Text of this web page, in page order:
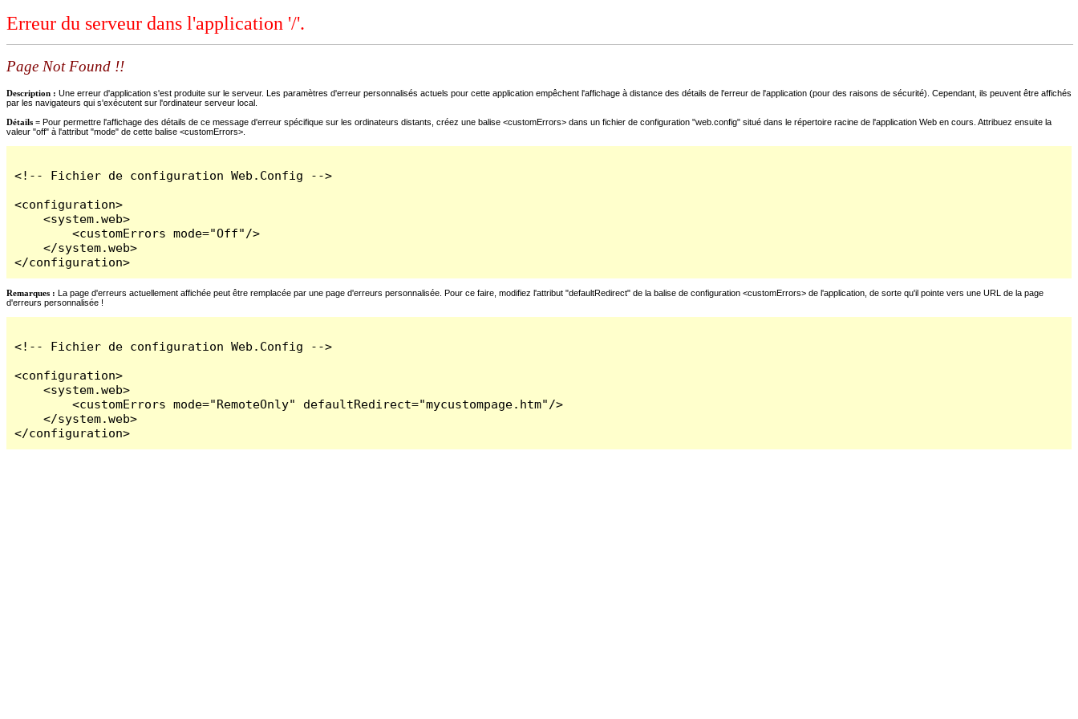
Erreur du serveur dans l'application '/'.
Page Not Found !!
Description : Une erreur d'application s'est produite sur le serveur. Les paramètres d'erreur personnalisés actuels pour cette application empêchent l'affichage à distance des détails de l'erreur de l'application (pour des raisons de sécurité). Cependant, ils peuvent être affichés
par les navigateurs qui s'exécutent sur l'ordinateur serveur local.
Détails = Pour permettre l'affichage des détails de ce message d'erreur spécifique sur les ordinateurs distants, créez une balise <customErrors> dans un fichier de configuration "web.config" situé dans le répertoire racine de l'application Web en cours. Attribuez ensuite la
valeur "off" à l'attribut "mode" de cette balise <customErrors>.
<!-- Fichier de configuration Web.Config -->
<configuration>
    <system.web>
        <customErrors mode="Off"/>
    </system.web>
</configuration>
Remarques : La page d'erreurs actuellement affichée peut être remplacée par une page d'erreurs personnalisée. Pour ce faire, modifiez l'attribut "defaultRedirect" de la balise de configuration <customErrors> de l'application, de sorte qu'il pointe vers une URL de la page
d'erreurs personnalisée !
<!-- Fichier de configuration Web.Config -->
<configuration>
    <system.web>
        <customErrors mode="RemoteOnly" defaultRedirect="mycustompage.htm"/>
    </system.web>
</configuration>